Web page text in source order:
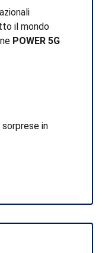
il mondo
POWER 5G
in